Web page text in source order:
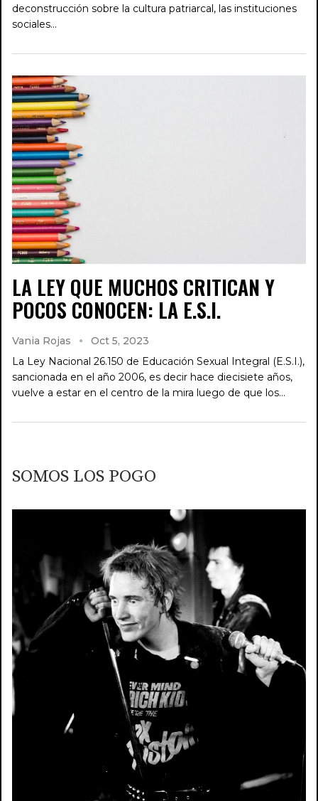
deconstrucción sobre la cultura patriarcal, las instituciones
sociales…
LA LEY QUE MUCHOS CRITICAN Y
POCOS CONOCEN: LA E.S.I.
Vania Rojas
Oct 5, 2023
La Ley Nacional 26.150 de Educación Sexual Integral (E.S.I.),
sancionada en el año 2006, es decir hace diecisiete años,
vuelve a estar en el centro de la mira luego de que los…
SOMOS LOS POGO